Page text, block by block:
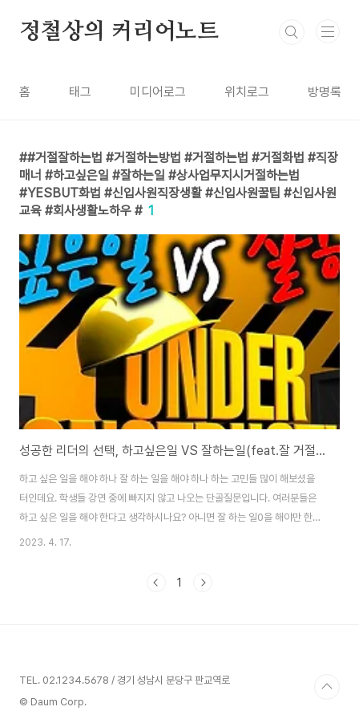
정철상의 커리어노트
홈 태그 미디어로그 위치로그 방명록
#거절잘하는법 #거절하는방법 #거절하는법 #거절화법 #직장
매너 #하고싶은일 #잘하는일 #상사업무지시거절하는법
#YESBUT화법 #신입사원직장생활 #신입사원꿀팁 #신입사원
교육 #회사생활노하우 # 1
성공한 리더의 선택, 하고싶은일 VS 잘하는일(feat.잘 거절하는 법)
하고 싶은 일을 해야 하나 잘 하는 일을 해야 하나 하는 고민들 많이 해보셨을
터인데요. 학생들 강연 중에 빠지지 않고 나오는 단골질문입니다. 여러분들은
하고 싶은 일을 해야 한다고 생각하시나요? 아니면 잘 하는 일0을 해야만 한다
고 생각하시나요? 도서 [직장생활 힘빼기의 기술]의 저자는 전략컨설턴트로
고 합니다. 조직내에서 성공한 리더들은 하고 싶은 일을 했을까요, 잘 하는 일을
2023. 4. 17.
1
TEL. 02.1234.5678 / 경기 성남시 분당구 판교역로
© Daum Corp.